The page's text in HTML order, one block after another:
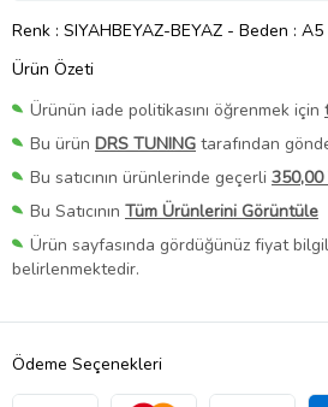
Renk : SIYAHBEYAZ-BEYAZ - Beden : A5
Ürün Özeti
Ürünün iade politikasını öğrenmek için
Bu ürün DRS TUNING tarafından
Bu satıcının ürünlerinde geçerli 350,00
Bu Satıcının Tüm Ürünlerini Görüntüle
Ürün sayfasında gördüğünüz fiyat
belirlenmektedir.
Ödeme Seçenekleri